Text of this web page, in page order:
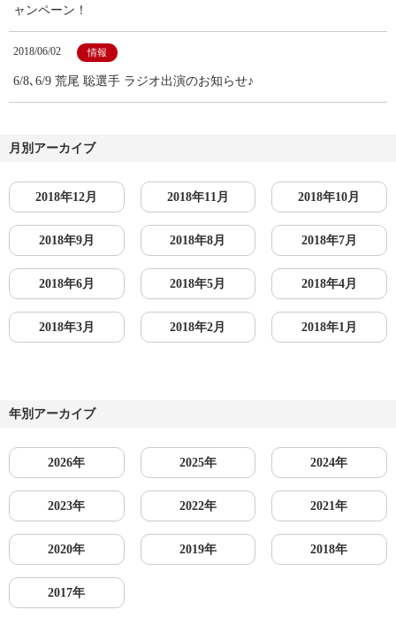
ャンペーン！
2018/06/02 情報
6/8､6/9 荒尾 聡選手 ラジオ出演のお知らせ♪
月別アーカイブ
2018年12月 2018年11月 2018年10月
2018年9月 2018年8月 2018年7月
2018年6月 2018年5月 2018年4月
2018年3月 2018年2月 2018年1月
年別アーカイブ
2026年 2025年 2024年
2023年 2022年 2021年
2020年 2019年 2018年
2017年